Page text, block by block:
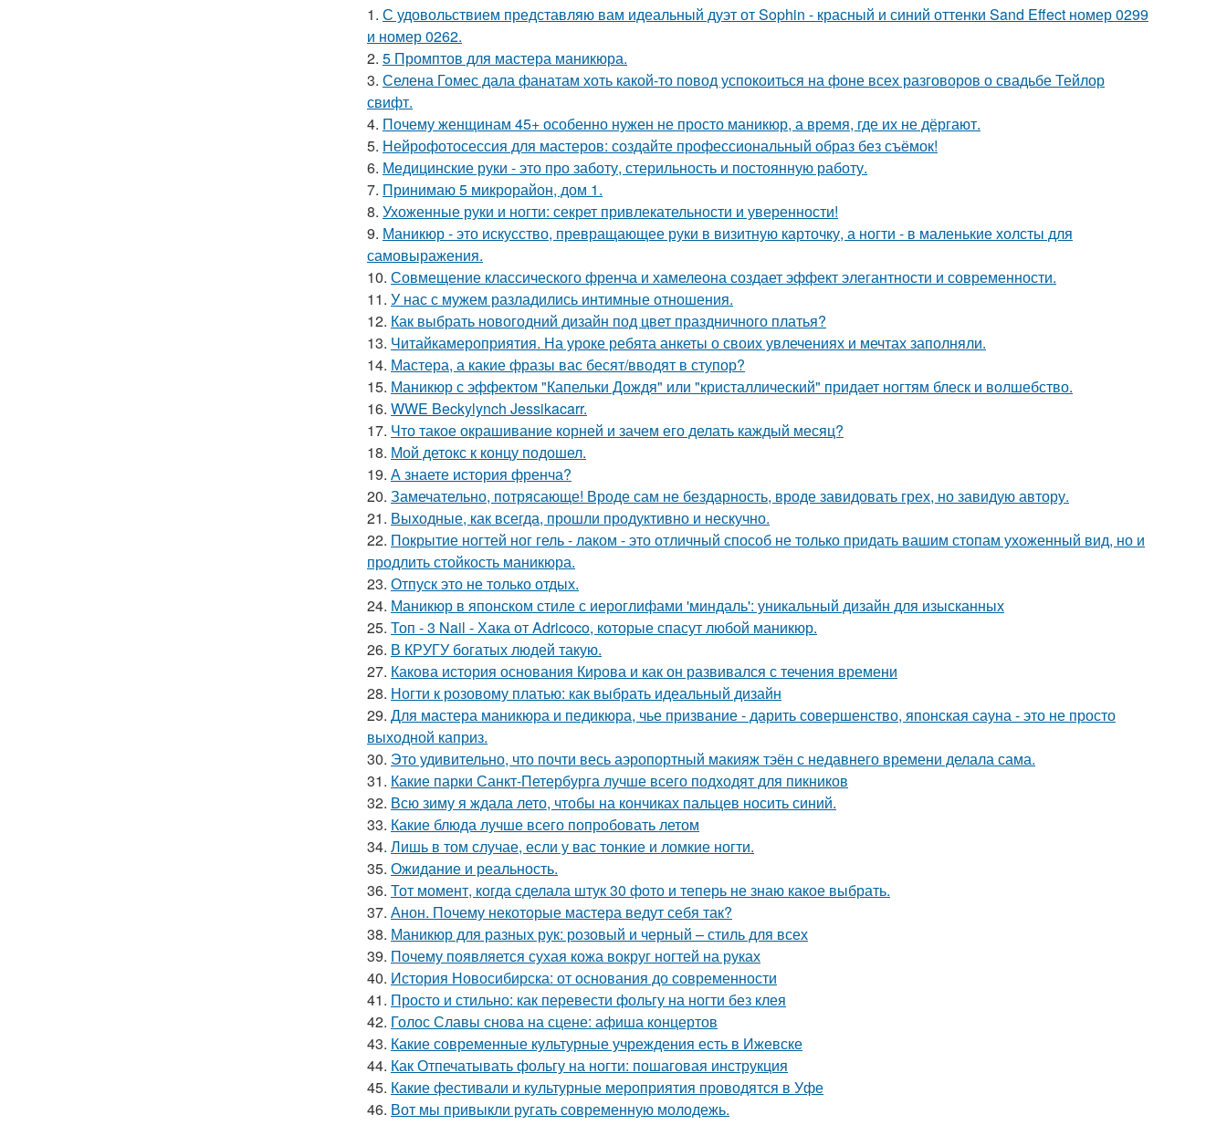
1. С удовольствием представляю вам идеальный дуэт от Sophin - красный и синий оттенки Sand Effect номер 0299
и номер 0262.
2. 5 Промптов для мастера маникюра.
3. Селена Гомес дала фанатам хоть какой-то повод успокоиться на фоне всех разговоров о свадьбе Тейлор
свифт.
4. Почему женщинам 45+ особенно нужен не просто маникюр, а время, где их не дёргают.
5. Нейрофотосессия для мастеров: создайте профессиональный образ без съёмок!
6. Медицинские руки - это про заботу, стерильность и постоянную работу.
7. Принимаю 5 микрорайон, дом 1.
8. Ухоженные руки и ногти: секрет привлекательности и уверенности!
9. Маникюр - это искусство, превращающее руки в визитную карточку, а ногти - в маленькие холсты для
самовыражения.
10. Совмещение классического френча и хамелеона создает эффект элегантности и современности.
11. У нас с мужем разладились интимные отношения.
12. Как выбрать новогодний дизайн под цвет праздничного платья?
13. Читайкамероприятия. На уроке ребята анкеты о своих увлечениях и мечтах заполняли.
14. Мастера, а какие фразы вас бесят/вводят в ступор?
15. Маникюр с эффектом "Капельки Дождя" или "кристаллический" придает ногтям блеск и волшебство.
16. WWE Beckylynch Jessikacarr.
17. Что такое окрашивание корней и зачем его делать каждый месяц?
18. Мой детокс к концу подошел.
19. А знаете история френча?
20. Замечательно, потрясающе! Вроде сам не бездарность, вроде завидовать грех, но завидую автору.
21. Выходные, как всегда, прошли продуктивно и нескучно.
22. Покрытие ногтей ног гель - лаком - это отличный способ не только придать вашим стопам ухоженный вид, но и
продлить стойкость маникюра.
23. Отпуск это не только отдых.
24. Маникюр в японском стиле с иероглифами 'миндаль': уникальный дизайн для изысканных
25. Топ - 3 Nail - Хака от Adricoco, которые спасут любой маникюр.
26. В КРУГУ богатых людей такую.
27. Какова история основания Кирова и как он развивался с течения времени
28. Ногти к розовому платью: как выбрать идеальный дизайн
29. Для мастера маникюра и педикюра, чье призвание - дарить совершенство, японская сауна - это не просто
выходной каприз.
30. Это удивительно, что почти весь аэропортный макияж тэён с недавнего времени делала сама.
31. Какие парки Санкт-Петербурга лучше всего подходят для пикников
32. Всю зиму я ждала лето, чтобы на кончиках пальцев носить синий.
33. Какие блюда лучше всего попробовать летом
34. Лишь в том случае, если у вас тонкие и ломкие ногти.
35. Ожидание и реальность.
36. Тот момент, когда сделала штук 30 фото и теперь не знаю какое выбрать.
37. Анон. Почему некоторые мастера ведут себя так?
38. Маникюр для разных рук: розовый и черный – стиль для всех
39. Почему появляется сухая кожа вокруг ногтей на руках
40. История Новосибирска: от основания до современности
41. Просто и стильно: как перевести фольгу на ногти без клея
42. Голос Славы снова на сцене: афиша концертов
43. Какие современные культурные учреждения есть в Ижевске
44. Как Отпечатывать фольгу на ногти: пошаговая инструкция
45. Какие фестивали и культурные мероприятия проводятся в Уфе
46. Вот мы привыкли ругать современную молодежь.